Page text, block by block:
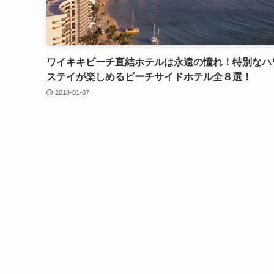
ワイキキビーチ直結ホテルは永遠の憧れ！特別なハ
ステイが楽しめるビーチサイドホテル全８選！
2018-01-07